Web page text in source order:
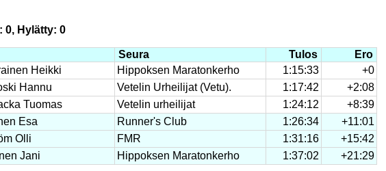
0, Hylätty: 0
Seura Tulos
Ero
Heikki Hippoksen Maratonkerho 1:15:33
+0
Hannu Vetelin Urheilijat (Vetu). 1:17:42
+2:08
Tuomas Vetelin urheilijat 1:24:12
+8:39
Esa Runner's Club 1:26:34
+11:01
Olli FMR 1:31:16
+15:42
Jani Hippoksen Maratonkerho 1:37:02 +21:29